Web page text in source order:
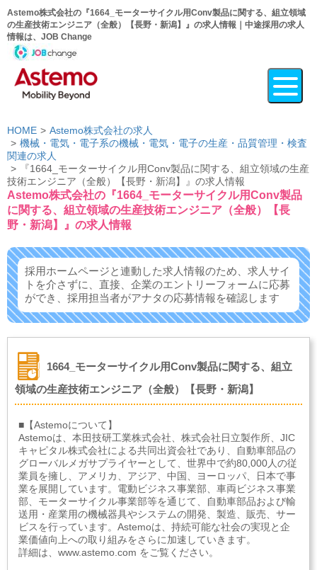
Astemo株式会社の『1664_モーターサイクル用Conv製品に関する、組立領域
の生産技術エンジニア（全般）【長野・新潟】』の求人情報｜中途採用の求人
情報は、JOB Change
HOME
Astemo株式会社の求人
機械・電気・電子系の機械・電気・電子の生産・品質管理・検査
関連の求人
『1664_モーターサイクル用Conv製品に関する、組立領域の生産
技術エンジニア（全般）【長野・新潟】』の求人情報
Astemo株式会社の『1664_モーターサイクル用Conv製品
に関する、組立領域の生産技術エンジニア（全般）【長
野・新潟】』の求人情報
採用ホームページと連動した求人情報のため、求人サイ
トを介さずに、 直接、企業のエントリーフォームに応募
ができ、 採用担当者がアナタの応募情報を確認します
1664_モーターサイクル用Conv製品に関する、組立
領域の生産技術エンジニア（全般）【長野・新潟】
■【Astemoについて】
Astemoは、本田技研工業株式会社、株式会社日立製作所、JIC
キャピタル株式会社による共同出資会社であり、自動車部品の
グローバルメガサプライヤーとして、世界中で約80,000人の従
業員を擁し、アメリカ、アジア、中国、ヨーロッパ、日本で事
業を展開しています。電動ビジネス事業部、車両ビジネス事業
部、モーターサイクル事業部等を通じて、自動車部品および輸
送用・産業用の機械器具やシステムの開発、製造、販売、サー
ビスを行っています。Astemoは、持続可能な社会の実現と企
業価値向上への取り組みをさらに加速していきます。
詳細は、www.astemo.com をご覧ください。